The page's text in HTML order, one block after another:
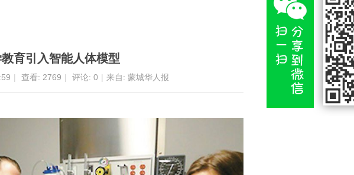
育引入智能人体模型
| 查看: 2769 | 评论: 0 | 来自: 蒙城华人报